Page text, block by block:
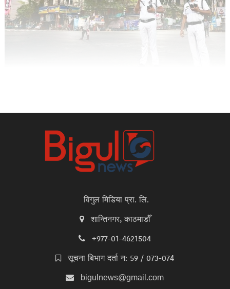
विगुल मिडिया प्रा. लि.
शान्तिनगर, काठमाडौँ
+977-01-4621504
सूचना बिभाग दर्ता न: 59 / 073-074
bigulnews@gmail.com